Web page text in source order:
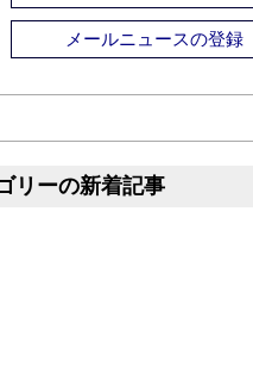
メールニュースの登録
リーの新着記事